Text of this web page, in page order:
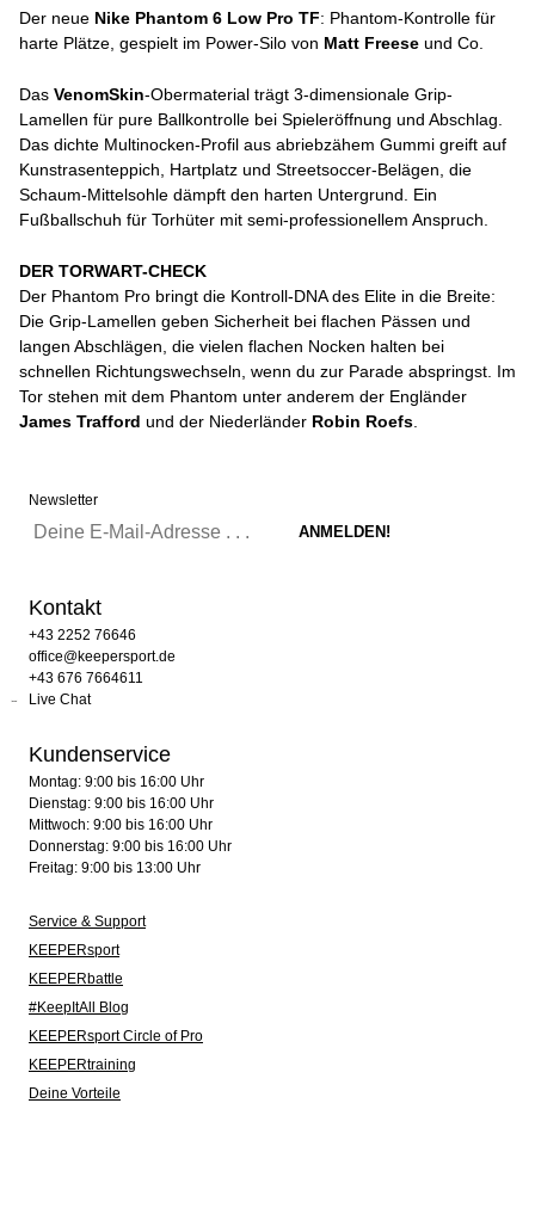
Der neue Nike Phantom 6 Low Pro TF: Phantom-Kontrolle für
harte Plätze, gespielt im Power-Silo von Matt Freese und Co.
Das VenomSkin-Obermaterial trägt 3-dimensionale Grip-
Lamellen für pure Ballkontrolle bei Spieleröffnung und Abschlag.
Das dichte Multinocken-Profil aus abriebzähem Gummi greift auf
Kunstrasenteppich, Hartplatz und Streetsoccer-Belägen, die
Schaum-Mittelsohle dämpft den harten Untergrund. Ein
Fußballschuh für Torhüter mit semi-professionellem Anspruch.
DER TORWART-CHECK
Der Phantom Pro bringt die Kontroll-DNA des Elite in die Breite:
Die Grip-Lamellen geben Sicherheit bei flachen Pässen und
langen Abschlägen, die vielen flachen Nocken halten bei
schnellen Richtungswechseln, wenn du zur Parade abspringst. Im
Tor stehen mit dem Phantom unter anderem der Engländer
James Trafford und der Niederländer Robin Roefs
Newsletter
Kontakt
+43 2252 76646
office@keepersport.de
+43 676 7664611
Live Chat
Kundenservice
Montag: 9:00 bis 16:00 Uhr
Dienstag: 9:00 bis 16:00 Uhr
Mittwoch: 9:00 bis 16:00 Uhr
Donnerstag: 9:00 bis 16:00 Uhr
Freitag: 9:00 bis 13:00 Uhr
Service & Support
KEEPERsport
KEEPERbattle
#KeepItAll Blog
KEEPERsport Circle of Pro
KEEPERtraining
Deine Vorteile